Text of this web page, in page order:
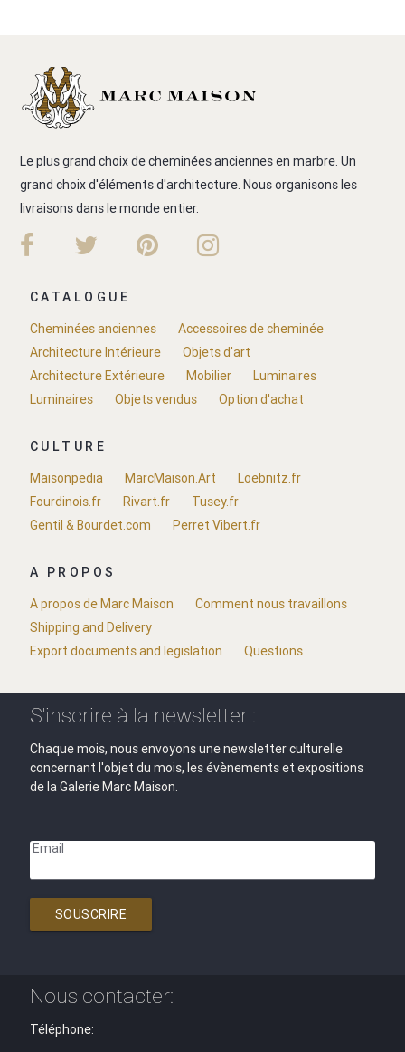
Le plus grand choix de cheminées anciennes en marbre. Un
grand choix d'éléments d'architecture. Nous organisons les
livraisons dans le monde entier.
CATALOGUE
Cheminées anciennes
Accessoires de cheminée
Architecture Intérieure
Objets d'art
Architecture Extérieure
Mobilier
Luminaires
Luminaires
Objets vendus Option d'achat
CULTURE
Maisonpedia
MarcMaison.Art
Loebnitz.fr
Fourdinois.fr
Rivart.fr
Tusey.fr
Gentil & Bourdet.com
Perret Vibert.fr
A PROPOS
A propos de Marc Maison
Comment nous travaillons
Shipping and Delivery
Export documents and legislation
Questions
S'inscrire à la newsletter :
Chaque mois, nous envoyons une newsletter culturelle
concernant l'objet du mois, les évènements et expositions
de la Galerie Marc Maison.
Email
SOUSCRIRE
Nous contacter:
Téléphone: